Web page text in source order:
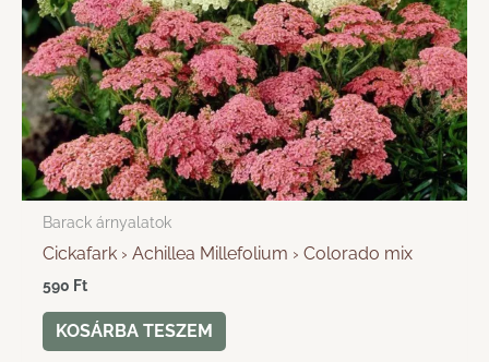
Barack árnyalatok
Cickafark › Achillea Millefolium › Colorado mix
590 Ft
KOSÁRBA TESZEM